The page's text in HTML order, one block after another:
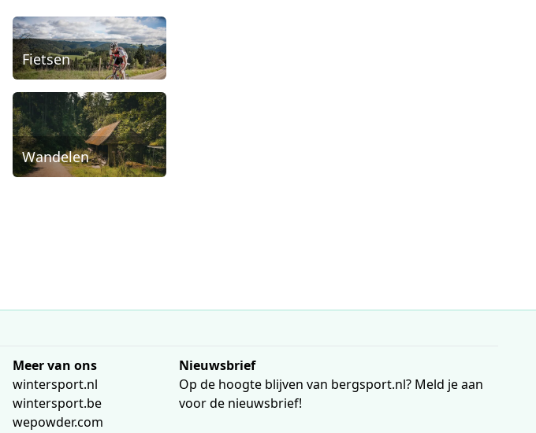
Fietsen
Wandelen
Meer van ons
wintersport.nl
wintersport.be
wepowder.com
Nieuwsbrief
Op de hoogte blijven van bergsport.nl? Meld je aan
voor de nieuwsbrief!